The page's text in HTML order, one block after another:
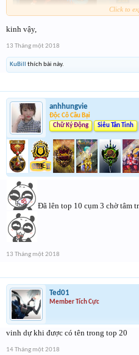
Mới ngày 2 mà đã thế này rồi...
sâu quá
Click to
kinh vậy,
13 Tháng một 2018
KuBill thích bài này.
anhhungvie
Độc Cô Cầu Bại
Chữ Ký Động
Siêu Tân Tinh
Đã lên top 10 cụm 3 chờ tâm
13 Tháng một 2018
Ted01
Member Tích Cực
vinh dự khi được có tên trong top 20
14 Tháng một 2018